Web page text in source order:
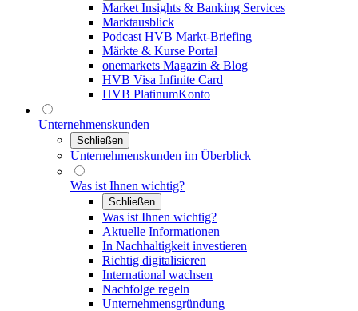
Market Insights & Banking Services
Marktausblick
Podcast HVB Markt-Briefing
Märkte & Kurse Portal
onemarkets Magazin & Blog
HVB Visa Infinite Card
HVB PlatinumKonto
Unternehmenskunden
Schließen
Unternehmenskunden im Überblick
Was ist Ihnen wichtig?
Schließen
Was ist Ihnen wichtig?
Aktuelle Informationen
In Nachhaltigkeit investieren
Richtig digitalisieren
International wachsen
Nachfolge regeln
Unternehmensgründung